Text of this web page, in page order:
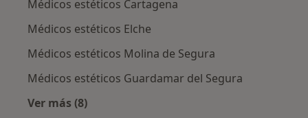
Médicos estéticos Cartagena
Médicos estéticos Elche
Médicos estéticos Molina de Segura
Médicos estéticos Guardamar del Segura
Ver más (8)